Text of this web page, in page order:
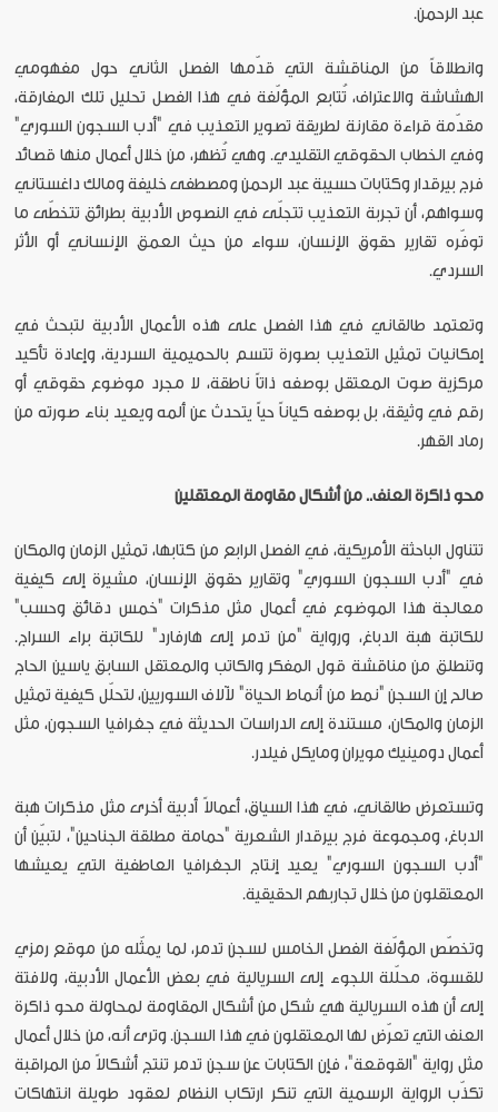
عبد الرحمن.
وانطلاقاً من المناقشة التي قدّمها الفصل الثاني حول مفهومي
الهشاشة والاعتراف، تُتابع المؤلّفة في هذا الفصل تحليل تلك المفارقة،
مقدّمة قراءة مقارنة لطريقة تصوير التعذيب في "أدب السجون السوري"
وفي الخطاب الحقوقي التقليدي. وهي تُظهر، من خلال أعمال منها قصائد
فرج بيرقدار وكتابات حسيبة عبد الرحمن ومصطفى خليفة ومالك داغستاني
وسواهم، أن تجربة التعذيب تتجلّى في النصوص الأدبية بطرائق تتخطّى ما
توفّره تقارير حقوق الإنسان، سواء من حيث العمق الإنساني أو الأثر
السردي.
وتعتمد طالقاني في هذا الفصل على هذه الأعمال الأدبية لتبحث في
إمكانيات تمثيل التعذيب بصورة تتسم بالحميمية السردية، وإعادة تأكيد
مركزية صوت المعتقل بوصفه ذاتاً ناطقة، لا مجرد موضوع حقوقي أو
رقم في وثيقة، بل بوصفه كياناً حياً يتحدث عن ألمه ويعيد بناء صورته من
رماد القهر.
محو ذاكرة العنف.. من أشكال مقاومة المعتقلين
تتناول الباحثة الأمريكية، في الفصل الرابع من كتابها، تمثيل الزمان والمكان
في "أدب السجون السوري" وتقارير حقوق الإنسان، مشيرة إلى كيفية
معالجة هذا الموضوع في أعمال مثل مذكرات "خمس دقائق وحسب"
للكاتبة هبة الدباغ، ورواية "من تدمر إلى هارفارد" للكاتبة براء السراج.
وتنطلق من مناقشة قول المفكر والكاتب والمعتقل السابق ياسين الحاج
صالح إن السجن "نمط من أنماط الحياة" لآلاف السوريين، لتحلّل كيفية تمثيل
الزمان والمكان، مستندة إلى الدراسات الحديثة في جغرافيا السجون، مثل
أعمال دومينيك مويران ومايكل فيلدر.
وتستعرض طالقاني، في هذا السياق، أعمالاً أدبية أخرى مثل مذكرات هبة
الدباغ، ومجموعة فرج بيرقدار الشعرية "حمامة مطلقة الجناحين"، لتبيّن أن
"أدب السجون السوري" يعيد إنتاج الجغرافيا العاطفية التي يعيشها
المعتقلون من خلال تجاربهم الحقيقية.
وتخصّص المؤلّفة الفصل الخامس لسجن تدمر، لما يمثّله من موقع رمزي
للقسوة، محلّلة اللجوء إلى السريالية في بعض الأعمال الأدبية، ولافتة
إلى أن هذه السريالية هي شكل من أشكال المقاومة لمحاولة محو ذاكرة
العنف التي تعرّض لها المعتقلون في هذا السجن. وترى أنه، من خلال أعمال
مثل رواية "القوقعة"، فإن الكتابات عن سجن تدمر تنتج أشكالاً من المراقبة
تكذّب الرواية الرسمية التي تنكر ارتكاب النظام لعقود طويلة انتهاكات